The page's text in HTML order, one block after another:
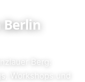
Berg:
Workshops und